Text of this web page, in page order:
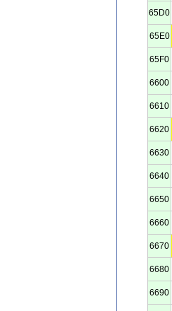
65D0
65E0
65F0
6600
6610
6620
6630
6640
6650
6660
6670
6680
6690